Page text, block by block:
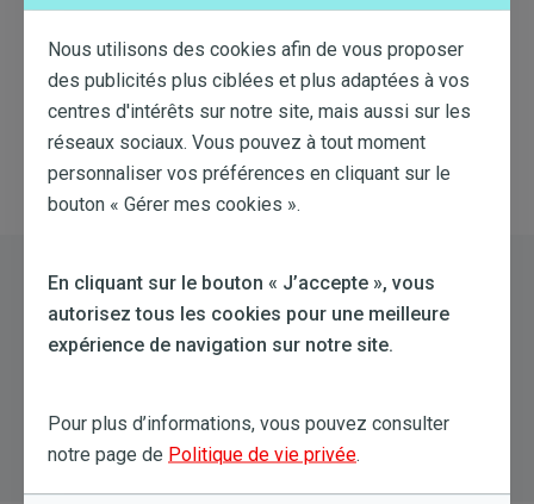
Cet article ne m'a pas aidé
Retour à la liste
Toujours besoin d'aide?
Essayez une nouvelle recherche
Nous utilisons des cookies afin de vous proposer
des publicités plus ciblées et plus adaptées à vos
centres d'intérêts sur notre site, mais aussi sur les
réseaux sociaux. Vous pouvez à tout moment
personnaliser vos préférences en cliquant sur le
bouton « Gérer mes cookies ».
En cliquant sur le bouton « J’accepte », vous
autorisez tous les cookies pour une meilleure
expérience de navigation sur notre site.
Pour plus d’informations, vous pouvez consulter
notre page de Politique de vie privée.